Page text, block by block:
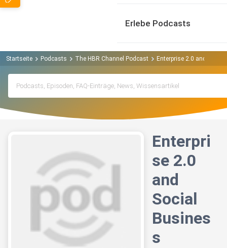
Erlebe Podcasts
Startseite Podcasts The HBR Channel Podcast Enterprise 2.0 and
Enterpri
se 2.0
and
Social
Busines
s